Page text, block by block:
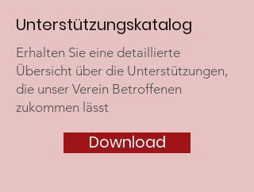
Unterstützungskatalog
Erhalten Sie eine detaillierte
Übersicht über die Unterstützungen,
die unser Verein Betroffenen
zukommen lässt
Download